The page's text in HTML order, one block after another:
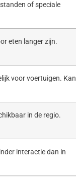
of speciale
eten langer zijn.
voor voertuigen. Kan
in de regio.
interactie dan in